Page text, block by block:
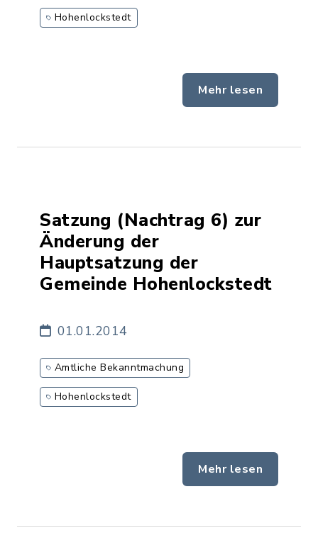
Hohenlockstedt
Mehr lesen
Satzung (Nachtrag 6) zur
Änderung der
Hauptsatzung der
Gemeinde Hohenlockstedt
01.01.2014
Amtliche Bekanntmachung
Hohenlockstedt
Mehr lesen